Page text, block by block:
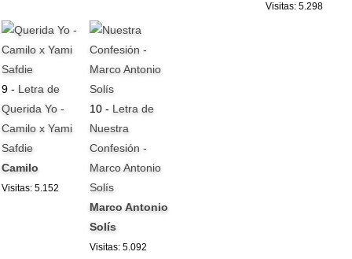
Visitas: 5.298
9 - Letra de
Querida Yo -
Camilo x Yami
Safdie
Camilo
Visitas: 5.152
10 - Letra de
Nuestra
Confesión -
Marco Antonio
Solís
Marco Antonio
Solís
Visitas: 5.092